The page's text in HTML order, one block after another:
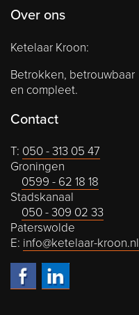
Over ons
Ketelaar Kroon:
Betrokken, betrouwbaar
en compleet.
Contact
T: 050 - 313 05 47
Groningen
0599 - 62 18 18
Stadskanaal
050 - 309 02 33
Paterswolde
E: info@ketelaar-kroon.nl